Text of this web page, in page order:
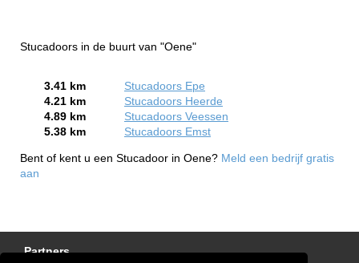
Stucadoors in de buurt van "Oene"
3.41 km
Stucadoors Epe
4.21 km
Stucadoors Heerde
4.89 km
Stucadoors Veessen
5.38 km
Stucadoors Emst
Bent of kent u een Stucadoor in Oene? Meld een bedrijf gratis
aan
Partners